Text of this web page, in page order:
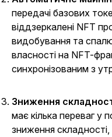
передачі базових
віддзеркалені NFT
видобування та
власності на NFT-
синхронізованим з
Зниження
має кілька переваг у
зниження складності,